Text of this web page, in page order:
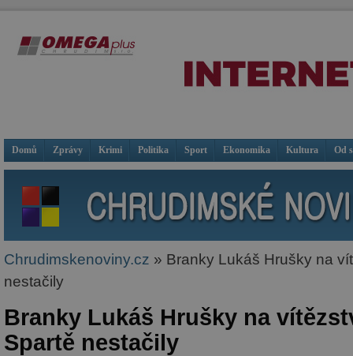
Domů Zprávy Krimi Politika Sport Ekonomika Kultura Od
Chrudimskenoviny.cz » Branky Lukáš Hrušky na
nestačily
Branky Lukáš Hrušky na
Spartě nestačily